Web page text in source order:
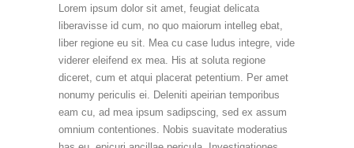
Lorem ipsum dolor sit amet, feugiat delicata
liberavisse id cum, no quo maiorum intelleg ebat,
liber regione eu sit. Mea cu case ludus integre, vide
viderer eleifend ex mea. His at soluta regione
diceret, cum et atqui placerat petentium. Per amet
nonumy periculis ei. Deleniti apeirian temporibus
eam cu, ad mea ipsum sadipscing, sed ex assum
omnium contentiones. Nobis suavitate moderatius